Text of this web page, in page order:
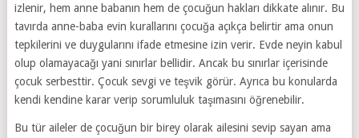
izlenir, hem anne babanın hem de çocuğun hakları dikkate alınır. Bu
tavırda anne-baba evin kurallarını çocuğa açıkça belirtir ama onun
tepkilerini ve duygularını ifade etmesine izin verir. Evde neyin kabul
olup olamayacağı yani sınırlar bellidir. Ancak bu sınırlar içerisinde
çocuk serbesttir. Çocuk sevgi ve teşvik görür. Ayrıca bu konularda
kendi kendine karar verip sorumluluk taşımasını öğrenebilir.
Bu tür aileler de çocuğun bir birey olarak ailesini sevip sayan ama